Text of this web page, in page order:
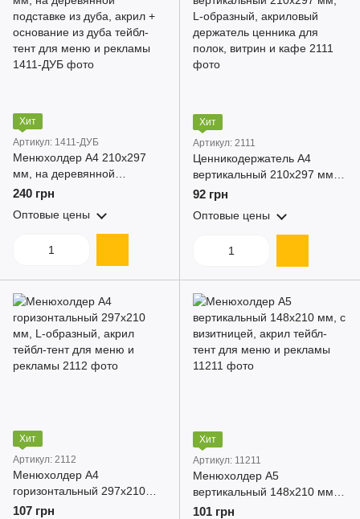
Хит
Артикул: 1411-ДУБ
Менюхолдер А4 210x297
мм, на деревянной
подставке из дуба, акрил +
тент для меню и рекламы
240 грн
Оптовые цены
Хит
Артикул: 2111
Ценникодержатель А4
вертикальный 210x297 мм,
L-образный, акриловый
полок, витрин и кафе
92 грн
Оптовые цены
Хит
Артикул: 2112
Менюхолдер А4
горизонтальный 297x210
мм, L-образный, акрил
107 грн
Хит
Артикул: 11211
Менюхолдер А5
вертикальный 148x210 мм, с
визитницей, акрил тейбл-
101 грн